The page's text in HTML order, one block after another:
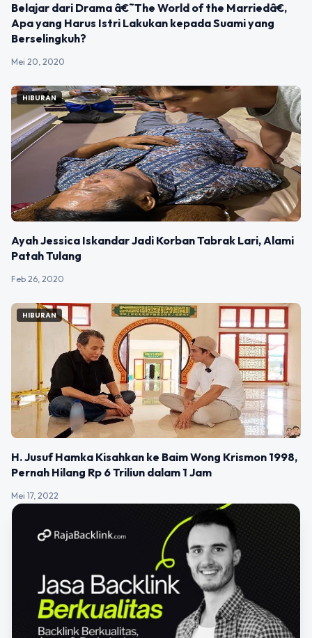
Belajar dari Drama â€˜The World of the Marriedâ€,
Apa yang Harus Istri Lakukan kepada Suami yang
Berselingkuh?
Mei 20, 2020
HIBURAN
Ayah Jessica Iskandar Jadi Korban Tabrak Lari, Alami
Patah Tulang
Feb 26, 2020
HIBURAN
H. Jusuf Hamka Kisahkan ke Baim Wong Krismon 1998,
Pernah Hilang Rp 6 Triliun dalam 1 Jam
Mei 17, 2022